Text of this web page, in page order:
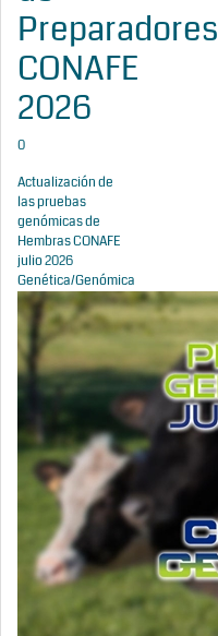
Preparadores
CONAFE
2026
0
Actualización de
las pruebas
genómicas de
Hembras CONAFE
julio 2026
Genética/Genómica